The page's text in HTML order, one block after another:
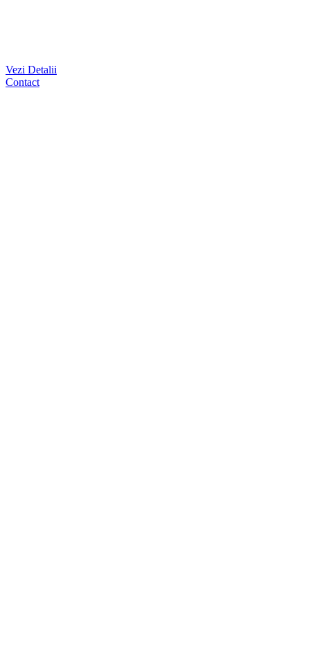
Vezi Detalii
Contact